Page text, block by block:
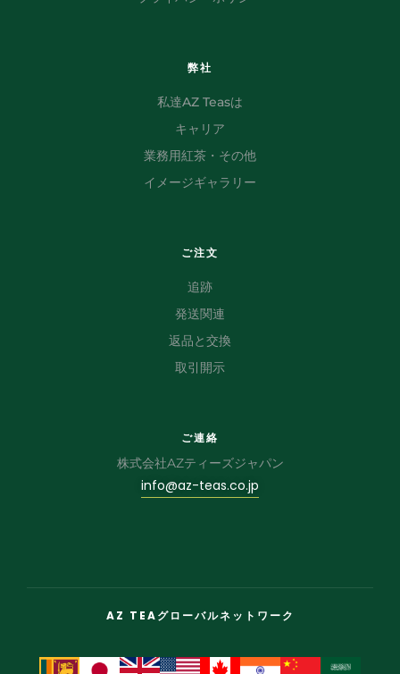
弊社
私達AZ Teasは
キャリア
業務用紅茶・その他
イメージギャラリー
ご注文
追跡
発送関連
返品と交換
取引開示
ご連絡
株式会社AZティーズジャパン
info@az-teas.co.jp
AZ TEAグローバルネットワーク